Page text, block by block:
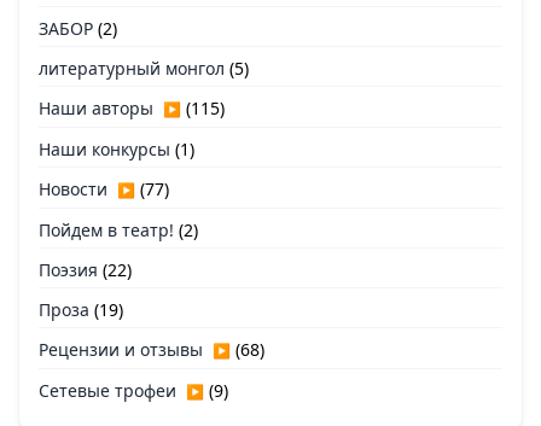
ЗАБОР (2)
литературный монгол (5)
Наши авторы ▶ (115)
Наши конкурсы (1)
Новости ▶ (77)
Пойдем в театр! (2)
Поэзия (22)
Проза (19)
Рецензии и отзывы ▶ (68)
Сетевые трофеи ▶ (9)